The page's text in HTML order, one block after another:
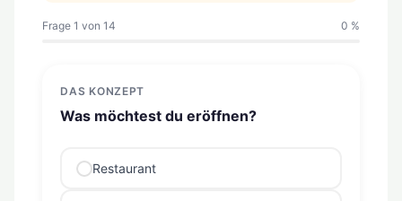
Frage 1 von 14 0 %
DAS KONZEPT
Was möchtest du eröffnen?
Restaurant